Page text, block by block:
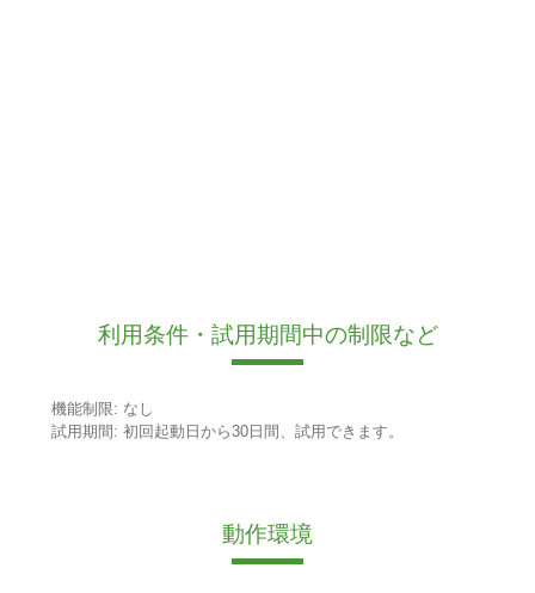
利用条件・試用期間中の制限など
機能制限: なし
試用期間: 初回起動日から30日間、試用できます。
動作環境